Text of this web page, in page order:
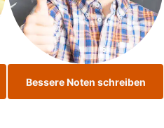
Bessere Noten schreiben